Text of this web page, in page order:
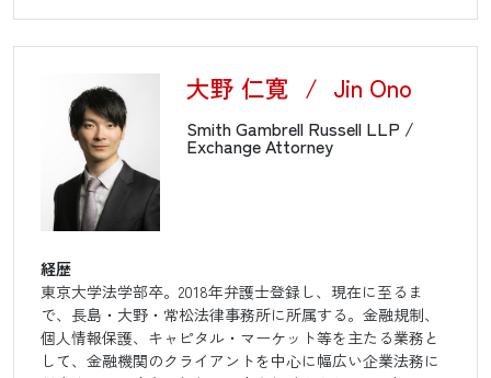
大野 仁寛 / Jin Ono
Smith Gambrell Russell LLP /
Exchange Attorney
経歴
東京大学法学部卒。2018年弁護士登録し、現在に至るま
で、長島・大野・常松法律事務所に所属する。金融規制、
個人情報保護、キャピタル・マーケット等を主たる業務と
して、金融機関のクライアントを中心に幅広い企業法務に